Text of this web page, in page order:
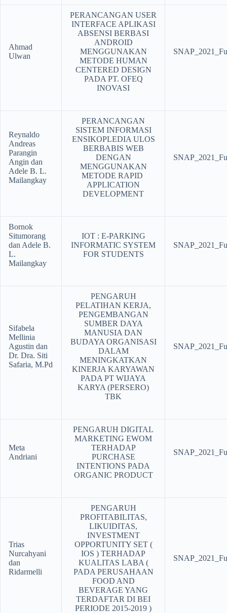
Ahmad
Ulwan
PERANCANGAN USER
INTERFACE APLIKASI
ABSENSI BERBASI
ANDROID
MENGGUNAKAN
METODE HUMAN
CENTERED DESIGN
PADA PT. OFEQ
INOVASI
Reynaldo
Andreas
Parangin
Angin dan
Adele B. L.
Mailangkay
PERANCANGAN
SISTEM INFORMASI
ENSIKOPLEDIA ULOS
BERBABIS WEB
DENGAN
MENGGUNAKAN
METODE RAPID
APPLICATION
DEVELOPMENT
Bornok
Situmorang
dan Adele B.
L.
Mailangkay
IOT : E-PARKING
INFORMATIC SYSTEM
FOR STUDENTS
Sifabela
Mellinia
Agustin dan
Dr. Dra. Siti
Safaria, M.Pd
PENGARUH
PELATIHAN KERJA,
PENGEMBANGAN
SUMBER DAYA
MANUSIA DAN
BUDAYA ORGANISASI
DALAM
MENINGKATKAN
KINERJA KARYAWAN
PADA PT WIJAYA
KARYA (PERSERO)
TBK
Meta
Andriani
PENGARUH DIGITAL
MARKETING EWOM
TERHADAP
PURCHASE
INTENTIONS PADA
ORGANIC PRODUCT
Trias
Nurcahyani
dan
Ridarmelli
PENGARUH
PROFITABILITAS,
LIKUIDITAS,
INVESTMENT
OPPORTUNITY SET (
IOS ) TERHADAP
KUALITAS LABA (
PADA PERUSAHAAN
FOOD AND
BEVERAGE YANG
TERDAFTAR DI BEI
PERIODE 2015-2019 )